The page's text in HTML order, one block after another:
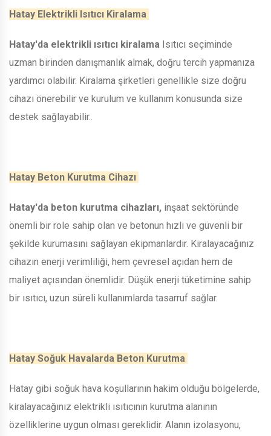
Hatay Elektrikli Isıtıcı Kiralama
Hatay'da elektrikli ısıtıcı kiralama Isıtıcı seçiminde
uzman birinden danışmanlık almak, doğru tercih yapmanıza
yardımcı olabilir. Kiralama şirketleri genellikle size doğru
cihazı önerebilir ve kurulum ve kullanım konusunda size
destek sağlayabilir..
Hatay Beton Kurutma Cihazı
Hatay'da beton kurutma cihazları, inşaat sektöründe
önemli bir role sahip olan ve betonun hızlı ve güvenli bir
şekilde kurumasını sağlayan ekipmanlardır. Kiralayacağınız
cihazın enerji verimliliği, hem çevresel açıdan hem de
maliyet açısından önemlidir. Düşük enerji tüketimine sahip
bir ısıtıcı, uzun süreli kullanımlarda tasarruf sağlar.
Hatay Soğuk Havalarda Beton Kurutma
Hatay gibi soğuk hava koşullarının hakim olduğu bölgelerde,
kiralayacağınız elektrikli ısıtıcının kurutma alanının
özelliklerine uygun olması gereklidir. Alanın izolasyonu,